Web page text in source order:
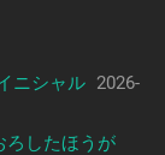
ニシャル 2026-
ろしたほうが